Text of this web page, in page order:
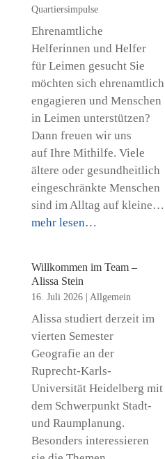
Quartiersimpulse
Ehrenamtliche
Helferinnen und Helfer
für Leimen gesucht Sie
möchten sich ehrenamtlich
engagieren und Menschen
in Leimen unterstützen?
Dann freuen wir uns
auf Ihre Mithilfe. Viele
ältere oder gesundheitlich
eingeschränkte Menschen
sind im Alltag auf kleine…
mehr lesen…
Willkommen im Team –
Alissa Stein
16. Juli 2026| Allgemein
Alissa studiert derzeit im
vierten Semester
Geografie an der
Ruprecht-Karls-
Universität Heidelberg mit
dem Schwerpunkt Stadt-
und Raumplanung.
Besonders interessieren